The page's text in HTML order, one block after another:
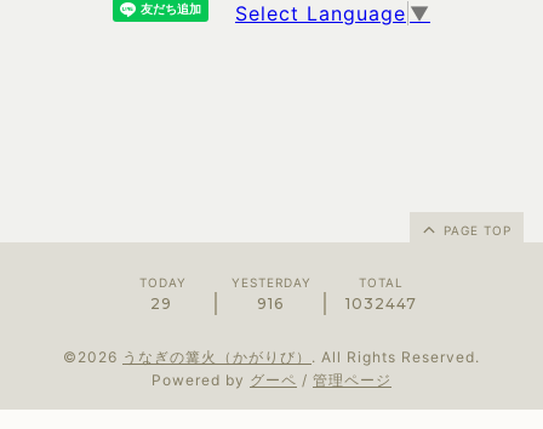
Select Language ▼
PAGE TOP
TODAY
29
YESTERDAY
916
TOTAL
1032447
©2026 うなぎの篝火（かがりび） . All Rights Reserved.
Powered by グーペ / 管理ページ